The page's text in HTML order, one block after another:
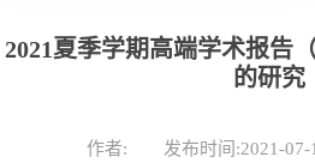
2021夏季学期高端学术报告
的研究
作者: 发布时间:2021-07-